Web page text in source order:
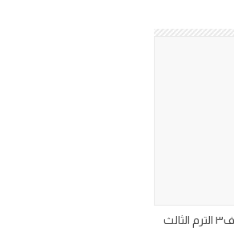
كتاب مادة المهارات الحياتية والاسرية للصف الثالث المتوسط الفصل الدراسي الثالث 1446 تحميل مقرر كتاب منهج مهارات حياتية واسرية ثالث متوسط ف٣ الترم الثالث